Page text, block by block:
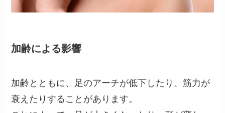
加齢による影響
加齢とともに、足のアーチが低下したり、筋力が
衰えたりすることがあります。